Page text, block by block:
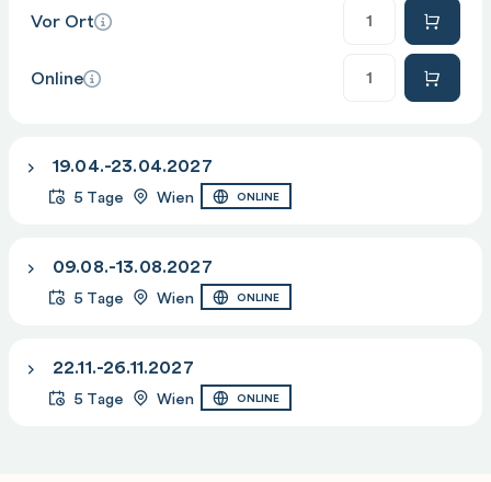
Vor Ort
Online
19.04.-23.04.2027
5 Tage Wien ONLINE
09.08.-13.08.2027
5 Tage Wien ONLINE
22.11.-26.11.2027
5 Tage Wien ONLINE